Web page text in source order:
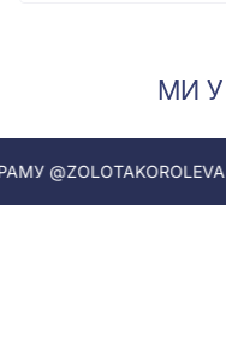
МИ У